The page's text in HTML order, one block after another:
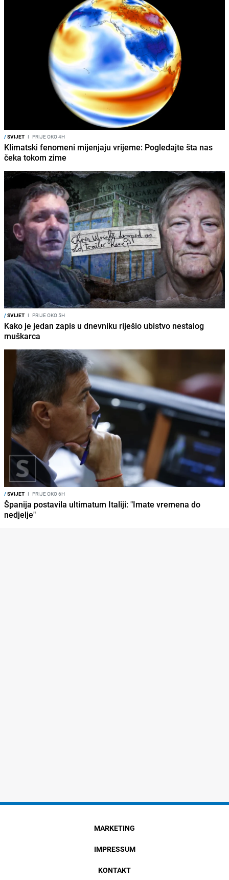
/SVIJET I PRIJE OKO 4H
Klimatski fenomeni mijenjaju vrijeme: Pogledajte šta nas
čeka tokom zime
/SVIJET I PRIJE OKO 5H
Kako je jedan zapis u dnevniku riješio ubistvo nestalog
muškarca
/SVIJET I PRIJE OKO 6H
Španija postavila ultimatum Italiji: "Imate vremena do
nedjelje"
MARKETING
IMPRESSUM
KONTAKT